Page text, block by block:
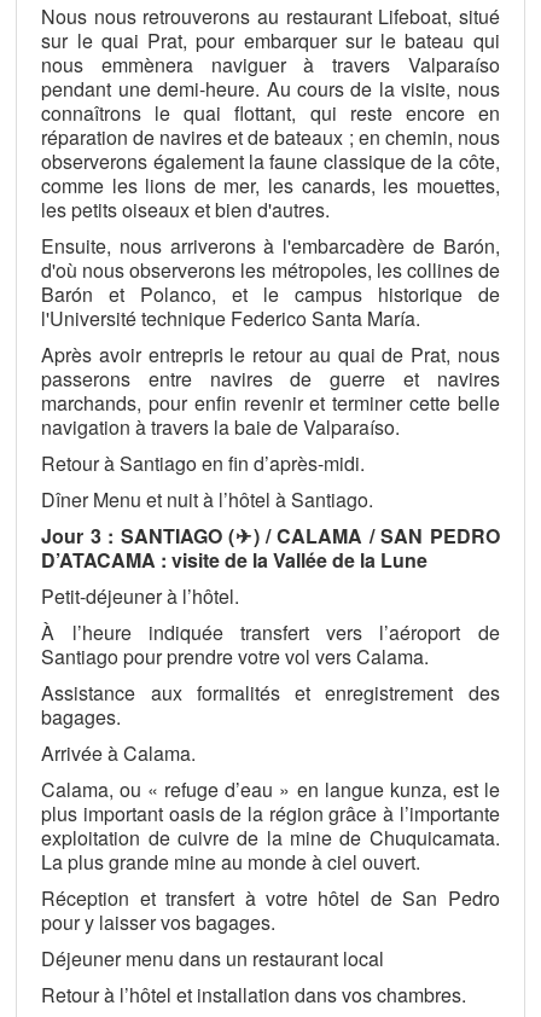
Nous nous retrouverons au restaurant Lifeboat, situé
sur le quai Prat, pour embarquer sur le bateau qui
nous emmènera naviguer à travers Valparaíso
pendant une demi-heure. Au cours de la visite, nous
connaîtrons le quai flottant, qui reste encore en
réparation de navires et de bateaux ; en chemin, nous
observerons également la faune classique de la côte,
comme les lions de mer, les canards, les mouettes,
les petits oiseaux et bien d'autres.
Ensuite, nous arriverons à l'embarcadère de Barón,
d'où nous observerons les métropoles, les collines de
Barón et Polanco, et le campus historique de
l'Université technique Federico Santa María.
Après avoir entrepris le retour au quai de Prat, nous
passerons entre navires de guerre et navires
marchands, pour enfin revenir et terminer cette belle
navigation à travers la baie de Valparaíso.
Retour à Santiago en fin d’après-midi.
Dîner Menu et nuit à l’hôtel à Santiago.
Jour 3 : SANTIAGO (✈) / CALAMA / SAN PEDRO
D’ATACAMA : visite de la Vallée de la Lune
Petit-déjeuner à l’hôtel.
À l’heure indiquée transfert vers l’aéroport de
Santiago pour prendre votre vol vers Calama.
Assistance aux formalités et enregistrement des
bagages.
Arrivée à Calama.
Calama, ou « refuge d’eau » en langue kunza, est le
plus important oasis de la région grâce à l’importante
exploitation de cuivre de la mine de Chuquicamata.
La plus grande mine au monde à ciel ouvert.
Réception et transfert à votre hôtel de San Pedro
pour y laisser vos bagages.
Déjeuner menu dans un restaurant local
Retour à l’hôtel et installation dans vos chambres.